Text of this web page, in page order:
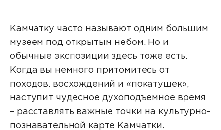
Камчатку часто называют одним большим
музеем под открытым небом. Но и
обычные экспозиции здесь тоже есть.
Когда вы немного притомитесь от
походов, восхождений и «покатушек»,
наступит чудесное духоподъемное время
– расставлять важные точки на культурно-
познавательной карте Камчатки.